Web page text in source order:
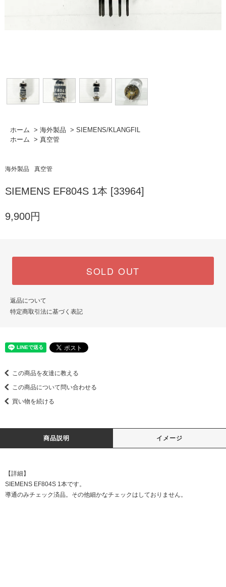
ホーム > 海外製品 > SIEMENS/KLANGFIL
ホーム > 真空管
海外製品 真空管
SIEMENS EF804S 1本 [33964]
9,900円
SOLD OUT
返品について
特定商取引法に基づく表記
この商品を友達に教える
この商品について問い合わせる
買い物を続ける
商品説明 イメージ
【詳細】
SIEMENS EF804S 1本です。
導通のみチェック済品。その他細かなチェックはしておりません。